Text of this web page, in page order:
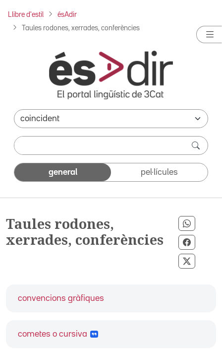
Llibre d'estil ésAdir
Taules rodones, xerrades, conferències
general pel·lícules
Taules rodones,
xerrades, conferències
convencions gràfiques
cometes o cursiva